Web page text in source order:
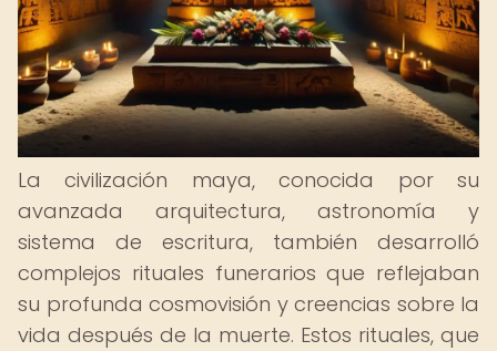
La civilización maya, conocida por su
avanzada arquitectura, astronomía y
sistema de escritura, también desarrolló
complejos rituales funerarios que reflejaban
su profunda cosmovisión y creencias sobre la
vida después de la muerte. Estos rituales, que